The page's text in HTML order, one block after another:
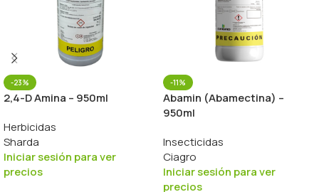
-23%
2,4-D Amina – 950ml
Herbicidas
Sharda
Iniciar sesión para ver
precios
-11%
Abamin (Abamectina) –
950ml
Insecticidas
Ciagro
Iniciar sesión para ver
precios